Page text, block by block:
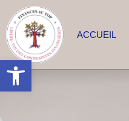
Ouvrir la
ACCUEIL